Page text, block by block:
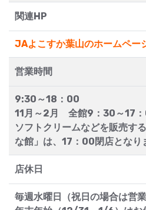
関連HP
JAよこすか葉山のホームペー
営業時間
9:30～18：00
11月～2月 全館9：30～17
ソフトクリームなどを販売す
な館」は、17：00閉店となり
店休日
毎週水曜日（祝日の場合は営業